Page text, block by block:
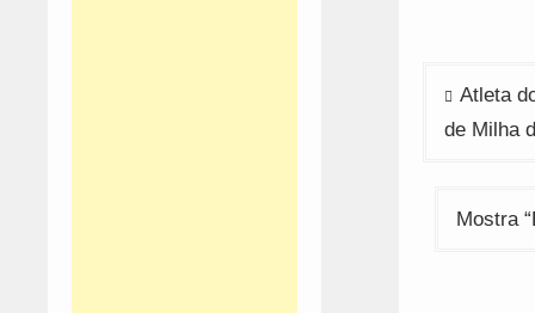
de
Atleta
de Milha
Mostra